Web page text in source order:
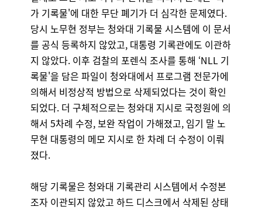
가 기록물'에 대한 무단 폐기가 더 심각한 문제였다.
당시 노무현 정부는 청와대 기록물 시스템에 이 문서
를 공식 등록하지 않았고, 대통령 기록관에도 이관하
지 않았다. 이후 검찰의 포렌식 조사를 통해 ‘NLL 기
록물'을 담은 파일이 청와대에서 프로그램 전문가에
의해서 비정상적 방법으로 삭제되었다는 것이 확인
되었다. 더 구체적으로는 청와대 지시로 국정원에 의
해서 5차례 수정, 보완 작업이 가해졌고, 임기 말 노
무현 대통령의 메모 지시로 한 차례 더 수정이 이뤄
졌다.
해당 기록물은 청와대 기록관리 시스템에서 수정본
조자 이관되지 않았고 하드 디스크에서 삭제된 상태